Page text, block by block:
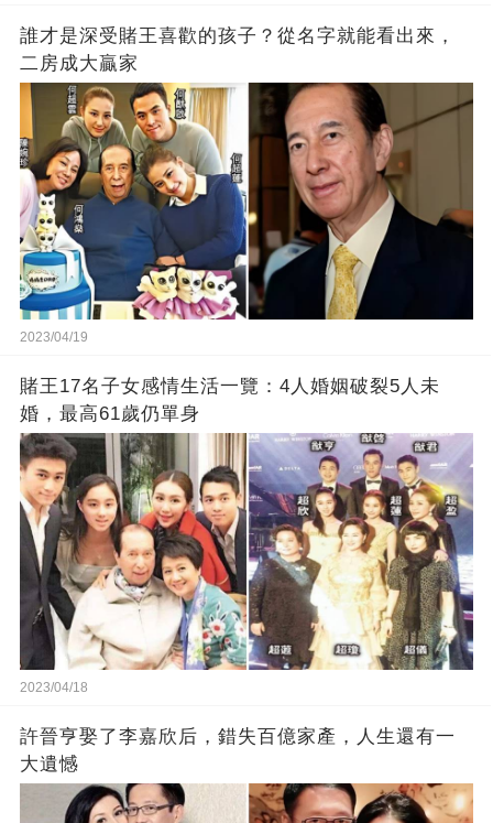
誰才是深受賭王喜歡的孩子？從名字就能看出來，
二房成大贏家
2023/04/19
賭王17名子女感情生活一覽：4人婚姻破裂5人未
婚，最高61歲仍單身
2023/04/18
許晉亨娶了李嘉欣后，錯失百億家產，人生還有一
大遺憾